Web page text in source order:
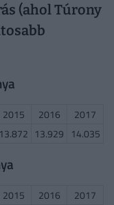
(ahol Túrony
2015 2016
2017
13.872 13.929 14.035
2015 2016
2017